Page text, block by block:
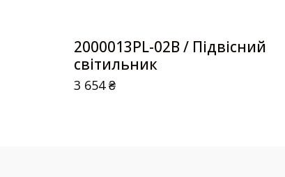
2000013PL-02B / Підвісний
світильник
3 654₴